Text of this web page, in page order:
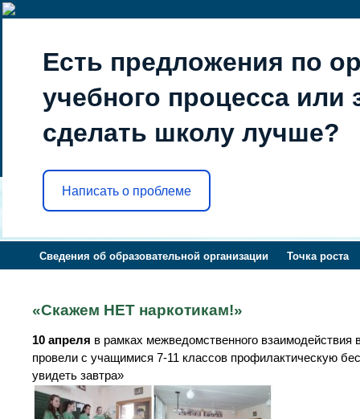
Есть предложения по
учебного процесса или
сделать школу лучше?
Написать о проблеме
Сведения об образовательной организации Точка роста
«Скажем НЕТ наркотикам!»
10 апреля в рамках межведомственного
провели с учащимися 7-11 классов профилактическую
увидеть завтра»